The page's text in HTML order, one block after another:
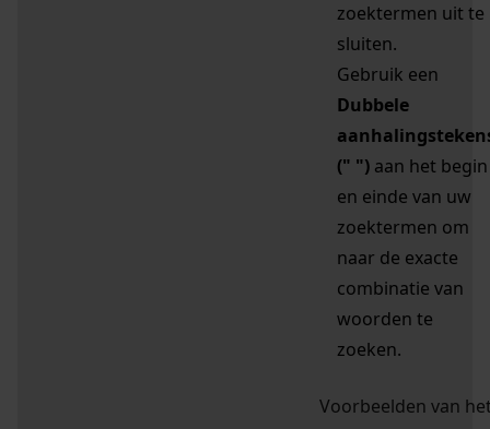
zoektermen uit te
sluiten.
Gebruik een
Dubbele
(" ") aan het begin
en einde van uw
zoektermen om
naar de exacte
combinatie van
woorden te
zoeken.
Voorbeelden van